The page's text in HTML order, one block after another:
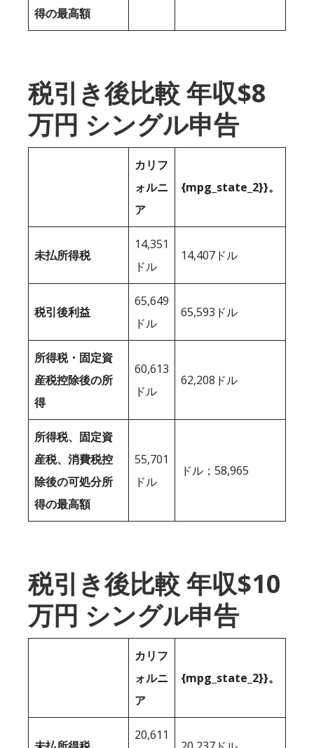
得の最高額
税引き後比較 年収$8
万円 シングル申告
カリフ
ォルニ
ア
{mpg_state_2}}。
未払所得税
14,351
ドル
14,407ドル
税引後利益
65,649
ドル
65,593ドル
所得税・固定資
産税控除後の所
得
60,613
ドル
62,208ドル
所得税、固定資
産税、消費税控
除後の可処分所
得の最高額
55,701
ドル
ドル；58,965
税引き後比較 年収$10
万円 シングル申告
カリフ
ォルニ
ア
{mpg_state_2}}。
20,611